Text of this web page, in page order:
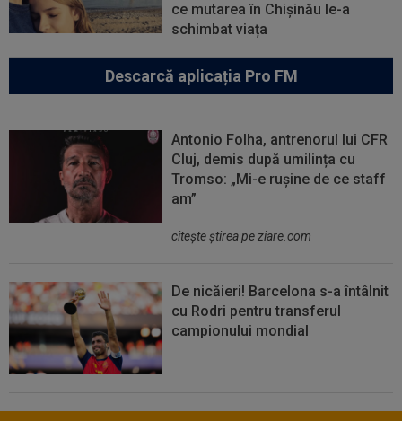
ce mutarea în Chișinău le-a
schimbat viața
Descarcă aplicația Pro FM
Antonio Folha, antrenorul lui CFR
Cluj, demis după umilința cu
Tromso: „Mi-e rușine de ce staff
am”
citeşte ştirea pe ziare.com
De nicăieri! Barcelona s-a întâlnit
cu Rodri pentru transferul
campionului mondial